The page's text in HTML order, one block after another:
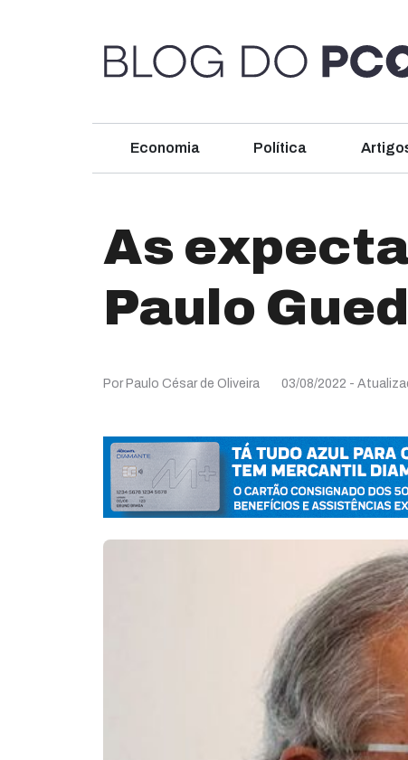
Economia Política
As
Paulo
Por Paulo César de Oliveira 03/08/2022 -